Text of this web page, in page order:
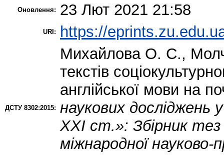
Оновлення: 23 Лют 2021 21:58
URI: https://
ДСТУ 8302:2015:
Михайлова О. С.,
текстів
англійської мови на
наукових досліджень
ХХІ ст.»: Збірник тез
міжнародної науково-